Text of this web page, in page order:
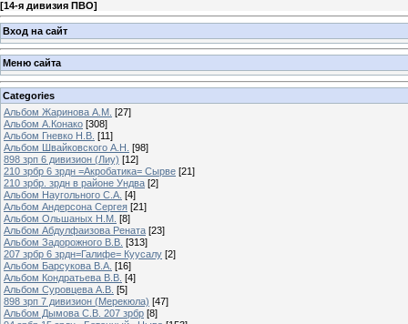
[14-я дивизия ПВО]
Вход на сайт
Меню сайта
Categories
Альбом Жаринова А.М. [27]
Альбом А.Конако [308]
Альбом Гневко Н.В. [11]
Альбом Швайковского А.Н. [98]
898 зрп 6 дивизион (Лиу) [12]
210 зрбр 6 зрдн =Акробатика= Сырве [21]
210 зрбр. зрдн в районе Ундва [2]
Альбом Наугольного С.А. [4]
Альбом Андерсона Сергея [21]
Альбом Ольшаных Н.М. [8]
Альбом Абдулфаизова Рената [23]
Альбом Задорожного В.В. [313]
207 зрбр 6 зрдн=Галифе= Куусалу [2]
Альбом Барсукова В.А. [16]
Альбом Кондратьева В.В. [4]
Альбом Суровцева А.В. [5]
898 зрп 7 дивизион (Мерекюла) [47]
Альбом Дымова С.В. 207 зрбр [8]